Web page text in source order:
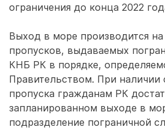
ограничения до конца 2022
Выход в море производится
пропусков, выдаваемых
КНБ РК в порядке,
Правительством. При наличии
пропуска гражданам РК
запланированном выходе в
подразделение пограничной